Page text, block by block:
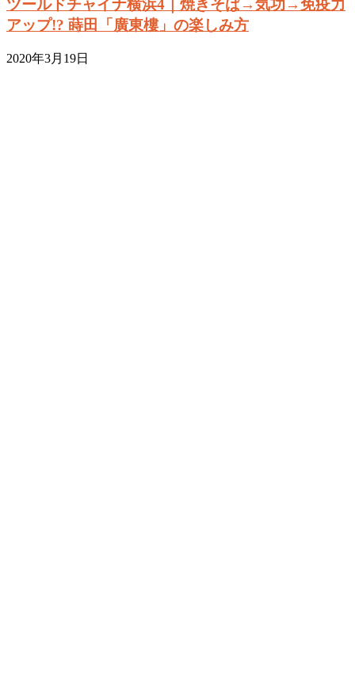
ツールドチャイナ横浜4｜焼きそば→気功→免疫力
アップ!? 蒔田「廣東樓」の楽しみ方
2020年3月19日